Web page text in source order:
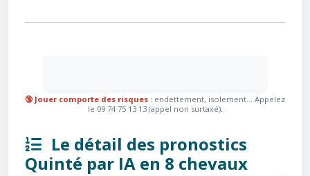
🔞 Jouer comporte des risques : endettement, isolement... Appelez
le 09 74 75 13 13 (appel non surtaxé).
Le détail des pronostics
Quinté par IA en 8 chevaux